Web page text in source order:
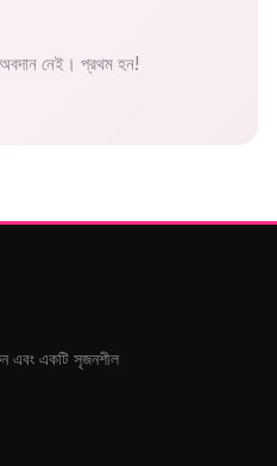
নেই। প্রথম হন!
এবং একটি সৃজনশীল